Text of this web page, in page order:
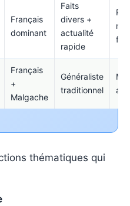
Français
dominant
Faits
divers +
actualité
rapide
Français
+
Malgache
Généraliste
traditionnel
thématiques qui